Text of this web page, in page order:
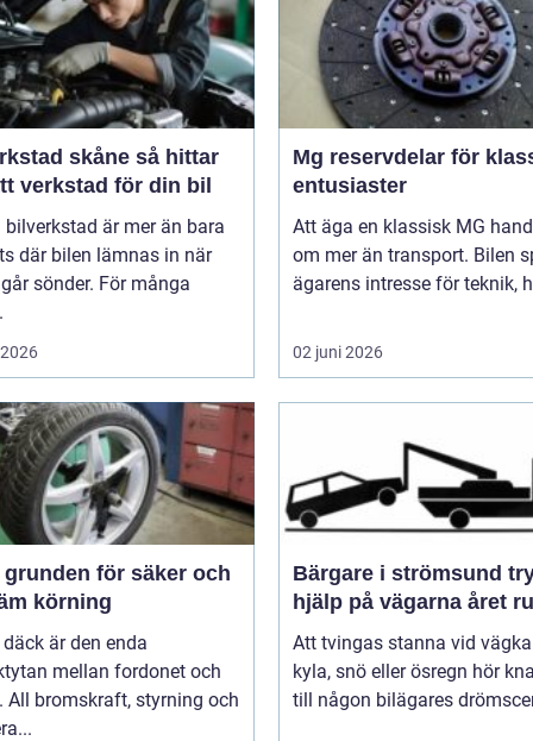
skåne så hittar
verkstad för din bil
bilverkstad är mer än bara
där bilen lämnas in när
sönder. För många
Mg reservdelar för
entusiaster
Att äga en klassisk MG
om mer än transport. Bilen
ägarens intresse för teknik,
02 juni 2026
körning
är den enda
mellan fordonet och
All bromskraft, styrning och
Bärgare i strömsund trygg
hjälp på vägarna året
Att tvingas stanna vid
kyla, snö eller ösregn hör
till någon bilägares